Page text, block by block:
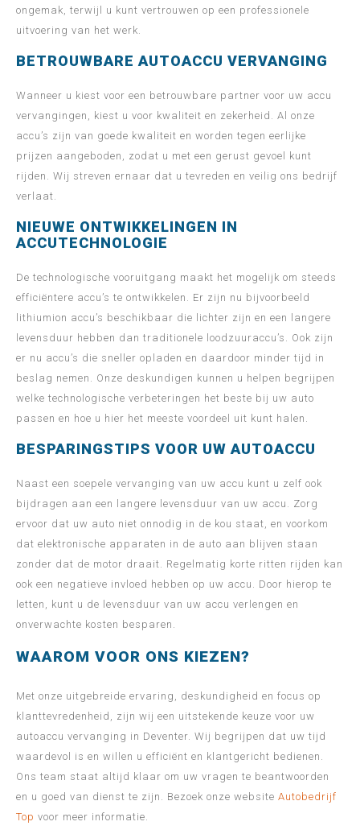
ongemak, terwijl u kunt vertrouwen op een professionele
uitvoering van het werk.
BETROUWBARE AUTOACCU VERVANGING
Wanneer u kiest voor een betrouwbare partner voor uw accu
vervangingen, kiest u voor kwaliteit en zekerheid. Al onze
accu’s zijn van goede kwaliteit en worden tegen eerlijke
prijzen aangeboden, zodat u met een gerust gevoel kunt
rijden. Wij streven ernaar dat u tevreden en veilig ons bedrijf
verlaat.
NIEUWE ONTWIKKELINGEN IN
ACCUTECHNOLOGIE
De technologische vooruitgang maakt het mogelijk om steeds
efficiëntere accu’s te ontwikkelen. Er zijn nu bijvoorbeeld
lithiumion accu’s beschikbaar die lichter zijn en een langere
levensduur hebben dan traditionele loodzuuraccu’s. Ook zijn
er nu accu’s die sneller opladen en daardoor minder tijd in
beslag nemen. Onze deskundigen kunnen u helpen begrijpen
welke technologische verbeteringen het beste bij uw auto
passen en hoe u hier het meeste voordeel uit kunt halen.
BESPARINGSTIPS VOOR UW AUTOACCU
Naast een soepele vervanging van uw accu kunt u zelf ook
bijdragen aan een langere levensduur van uw accu. Zorg
ervoor dat uw auto niet onnodig in de kou staat, en voorkom
dat elektronische apparaten in de auto aan blijven staan
zonder dat de motor draait. Regelmatig korte ritten rijden kan
ook een negatieve invloed hebben op uw accu. Door hierop te
letten, kunt u de levensduur van uw accu verlengen en
onverwachte kosten besparen.
WAAROM VOOR ONS KIEZEN?
Met onze uitgebreide ervaring, deskundigheid en focus op
klanttevredenheid, zijn wij een uitstekende keuze voor uw
autoaccu vervanging in Deventer. Wij begrijpen dat uw tijd
waardevol is en willen u efficiënt en klantgericht bedienen.
Ons team staat altijd klaar om uw vragen te beantwoorden
en u goed van dienst te zijn. Bezoek onze website Autobedrijf
Top voor meer informatie.